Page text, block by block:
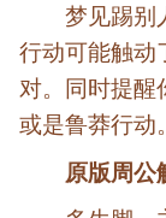
梦见踢别
行动可能触动
对。同时提醒
或是鲁莽行动。
原版周公